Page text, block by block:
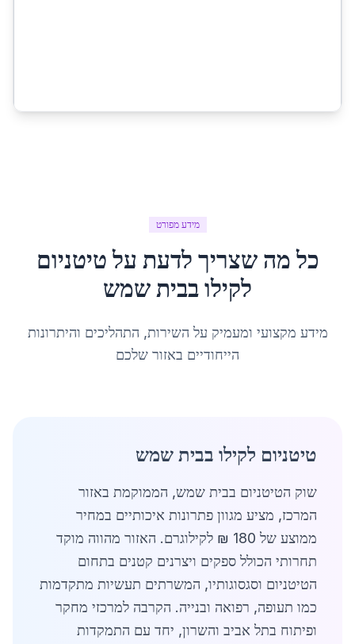
מידע מפורט
כל מה שצריך לדעת עלטיטניום
לקילובבית שמש
מידע מקצועי ומעמיק על השירות, התהליכים והיתרונות
הייחודיים באזור שלכם
טיטניום לקילו בבית שמש
שוק הטיטניום בבית שמש, הממוקמת באזור
המרכז, מציע מגוון פתרונות איכותיים במחיר
ממוצע של 180 ₪ לקילוגרם. האזור מהווה מוקד
תחרותי הכולל ספקים ויצרנים קטנים בתחום
הטיטניום וסגסוגותיו, המשרתים תעשיות מתקדמות
כמו תעופה, רפואה ובנייה. הקרבה למרכזי מחקר
ופיתוח בתל אביב והשרון, יחד עם התמקדות